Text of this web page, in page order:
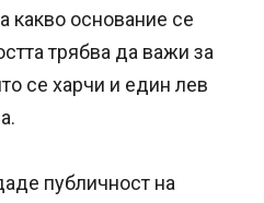
какво основание се
трябва да важи за
се харчи и един лев
публичност на